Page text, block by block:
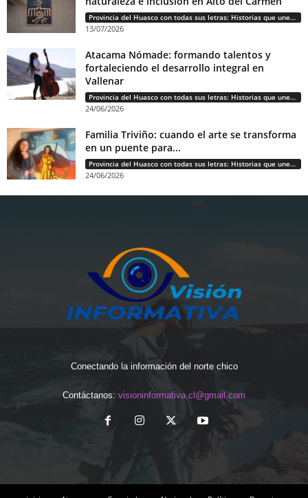
Provincia del Huasco con todas sus letras: Historias que unen cultura, diversidad e identidad
13/07/2026
Atacama Nómade: formando talentos y
fortaleciendo el desarrollo integral en
Vallenar
Provincia del Huasco con todas sus letras: Historias que unen cultura, diversidad e identidad
24/06/2026
Familia Triviño: cuando el arte se transforma
en un puente para...
Provincia del Huasco con todas sus letras: Historias que unen cultura, diversidad e identidad
24/06/2026
Conectando la información del norte chico
Contáctanos: visioninformativa.cl@gmail.com